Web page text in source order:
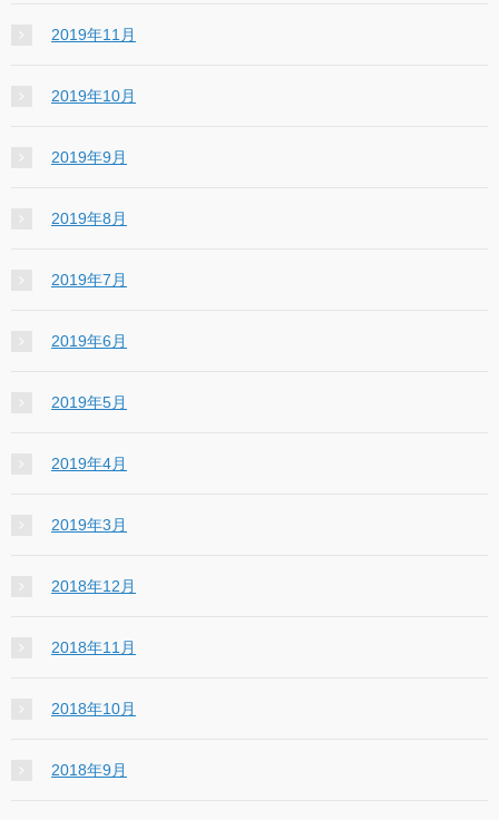
2019年11月
2019年10月
2019年9月
2019年8月
2019年7月
2019年6月
2019年5月
2019年4月
2019年3月
2018年12月
2018年11月
2018年10月
2018年9月